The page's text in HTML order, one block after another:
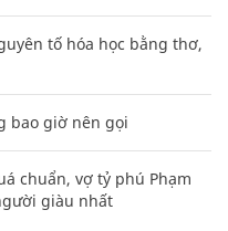
tố hóa học bằng thơ,
bao giờ nên gọi
chuẩn, vợ tỷ phú Phạm
giàu nhất